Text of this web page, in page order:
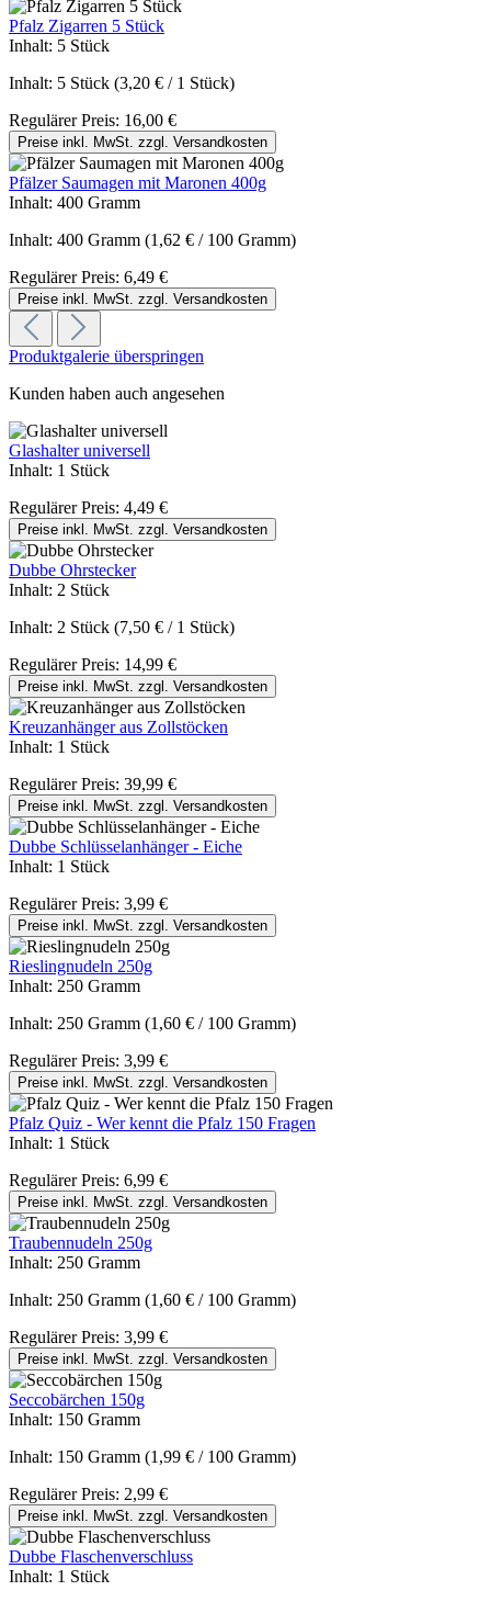
Pfalz Zigarren 5 Stück
Inhalt: 5 Stück
Inhalt: 5 Stück (3,20 € / 1 Stück)
Regulärer Preis: 16,00 €
Preise inkl. MwSt. zzgl. Versandkosten
Pfälzer Saumagen mit Maronen 400g
Inhalt: 400 Gramm
Inhalt: 400 Gramm (1,62 € / 100 Gramm)
Regulärer Preis: 6,49 €
Preise inkl. MwSt. zzgl. Versandkosten
Produktgalerie überspringen
Kunden haben auch angesehen
Glashalter universell
Inhalt: 1 Stück
Regulärer Preis: 4,49 €
Preise inkl. MwSt. zzgl. Versandkosten
Dubbe Ohrstecker
Inhalt: 2 Stück
Inhalt: 2 Stück (7,50 € / 1 Stück)
Regulärer Preis: 14,99 €
Preise inkl. MwSt. zzgl. Versandkosten
Kreuzanhänger aus Zollstöcken
Inhalt: 1 Stück
Regulärer Preis: 39,99 €
Preise inkl. MwSt. zzgl. Versandkosten
Dubbe Schlüsselanhänger - Eiche
Inhalt: 1 Stück
Regulärer Preis: 3,99 €
Preise inkl. MwSt. zzgl. Versandkosten
Rieslingnudeln 250g
Inhalt: 250 Gramm
Inhalt: 250 Gramm (1,60 € / 100 Gramm)
Regulärer Preis: 3,99 €
Preise inkl. MwSt. zzgl. Versandkosten
Pfalz Quiz - Wer kennt die Pfalz 150 Fragen
Inhalt: 1 Stück
Regulärer Preis: 6,99 €
Preise inkl. MwSt. zzgl. Versandkosten
Traubennudeln 250g
Inhalt: 250 Gramm
Inhalt: 250 Gramm (1,60 € / 100 Gramm)
Regulärer Preis: 3,99 €
Preise inkl. MwSt. zzgl. Versandkosten
Seccobärchen 150g
Inhalt: 150 Gramm
Inhalt: 150 Gramm (1,99 € / 100 Gramm)
Regulärer Preis: 2,99 €
Preise inkl. MwSt. zzgl. Versandkosten
Dubbe Flaschenverschluss
Inhalt: 1 Stück